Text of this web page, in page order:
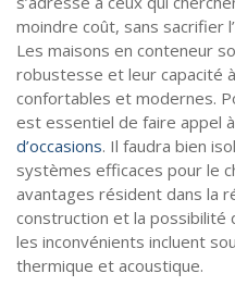
moindre coût, sans sacrifier
Les maisons en conteneur
robustesse et leur capacité
confortables et modernes.
est essentiel de faire appel
d’occasions. Il faudra bien
systèmes efficaces pour le
avantages résident dans la
construction et la possibilité
les inconvénients incluent
thermique et acoustique.